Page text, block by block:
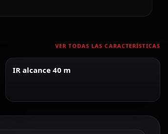
VER TODAS LAS CARACTERÍSTICAS
IR alcance 40 m